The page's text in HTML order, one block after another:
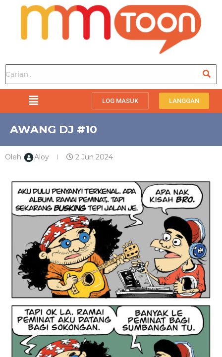
LOG MASUK LANGGAN
AWANG DJ #10
Oleh Aloy 2 Jun 2024